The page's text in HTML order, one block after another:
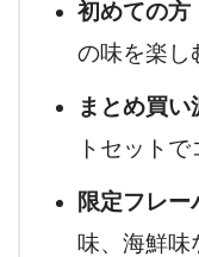
初めての方
の味を楽し
まとめ買い
トセットで
限定フレー
味、海鮮味